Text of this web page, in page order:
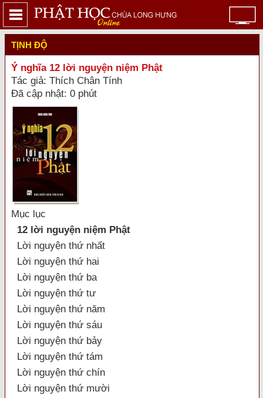
TỊNH ĐỘ
Ý nghĩa 12 lời nguyện niệm Phật
Tác giả: Thích Chân Tính
Đã cập nhật: 0 phút
Mục lục
12 lời nguyện niệm Phật
Lời nguyện thứ nhất
Lời nguyện thứ hai
Lời nguyện thứ ba
Lời nguyện thứ tư
Lời nguyện thứ năm
Lời nguyện thứ sáu
Lời nguyện thứ bảy
Lời nguyện thứ tám
Lời nguyện thứ chín
Lời nguyện thứ mười